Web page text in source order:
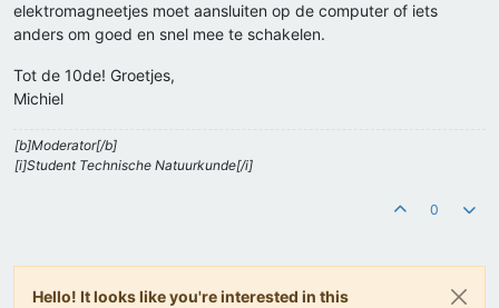
elektromagneetjes moet aansluiten op de computer of iets
anders om goed en snel mee te schakelen.
Tot de 10de! Groetjes,
Michiel
[b]Moderator[/b]
[i]Student Technische Natuurkunde[/i]
0
Hello! It looks like you're interested in this